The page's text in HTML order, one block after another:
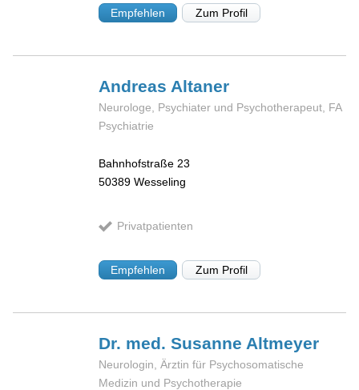
Empfehlen Zum Profil
Andreas Altaner
Neurologe, Psychiater und Psychotherapeut, FA
Psychiatrie
Bahnhofstraße 23
50389 Wesseling
Privatpatienten
Empfehlen Zum Profil
Dr. med. Susanne Altmeyer
Neurologin, Ärztin für Psychosomatische
Medizin und Psychotherapie